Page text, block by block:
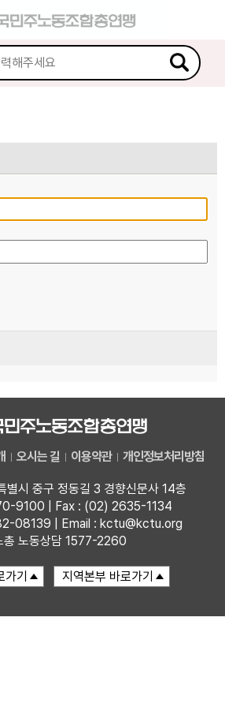
오시는 길 이용약관 개인정보처리방침
시 중구 정동길 3 경향신문사 14층
9100 | Fax : (02) 2635-1134
08139 | Email : kctu@kctu.org
총 노동상담 1577-2260